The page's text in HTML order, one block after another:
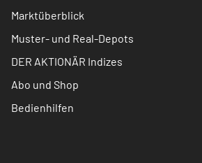
Marktüberblick
Muster- und Real-Depots
DER AKTIONÄR Indizes
Abo und Shop
Bedienhilfen